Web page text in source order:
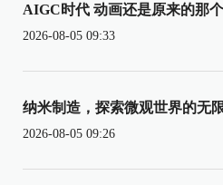
AIGC时代 动画还是原来的那
2026-08-05 09:33
纳米制造，探索微观世界的无
2026-08-05 09:26